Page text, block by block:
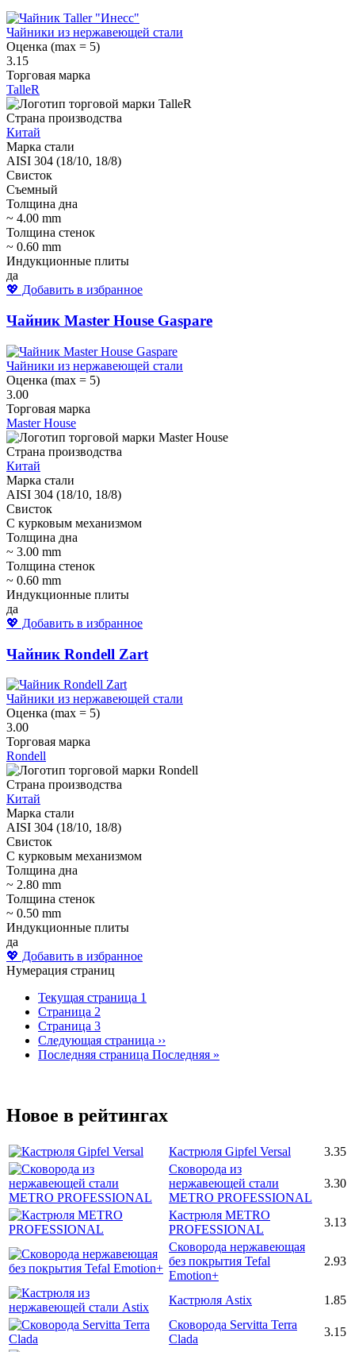
Чайники из нержавеющей стали
Оценка (max = 5)
3.15
Торговая марка
TalleR
Страна производства
Китай
Марка стали
AISI 304 (18/10, 18/8)
Свисток
Съемный
Толщина дна
~ 4.00 mm
Толщина стенок
~ 0.60 mm
Индукционные плиты
да
💖 Добавить в избранное
Чайник Master House Gaspare
Чайники из нержавеющей стали
Оценка (max = 5)
3.00
Торговая марка
Master House
Страна производства
Китай
Марка стали
AISI 304 (18/10, 18/8)
Свисток
С курковым механизмом
Толщина дна
~ 3.00 mm
Толщина стенок
~ 0.60 mm
Индукционные плиты
да
💖 Добавить в избранное
Чайник Rondell Zart
Чайники из нержавеющей стали
Оценка (max = 5)
3.00
Торговая марка
Rondell
Страна производства
Китай
Марка стали
AISI 304 (18/10, 18/8)
Свисток
С курковым механизмом
Толщина дна
~ 2.80 mm
Толщина стенок
~ 0.50 mm
Индукционные плиты
да
💖 Добавить в избранное
Нумерация страниц
Текущая страница 1
Страница 2
Страница 3
Следующая страница ››
Последняя страница Последняя »
Новое в рейтингах
Кастрюля Gipfel Versal
3.35
Сковорода из
нержавеющей стали
METRO PROFESSIONAL
3.30
Кастрюля METRO
PROFESSIONAL
3.13
Сковорода нержавеющая
без покрытия Tefal
Emotion+
2.93
Кастрюля Astix
1.85
Сковорода Servitta Terra
Clada
3.15